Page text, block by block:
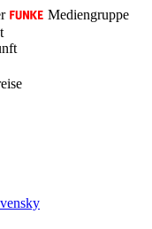
Mediengruppe